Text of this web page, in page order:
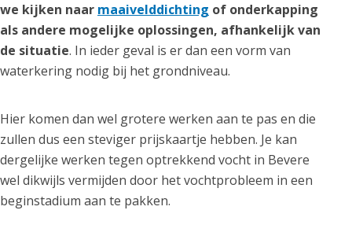
we kijken naar maaivelddichting of onderkapping
als andere mogelijke oplossingen, afhankelijk van
de situatie. In ieder geval is er dan een vorm van
waterkering nodig bij het grondniveau.
Hier komen dan wel grotere werken aan te pas en die
zullen dus een steviger prijskaartje hebben. Je kan
dergelijke werken tegen optrekkend vocht in Bevere
wel dikwijls vermijden door het vochtprobleem in een
beginstadium aan te pakken.